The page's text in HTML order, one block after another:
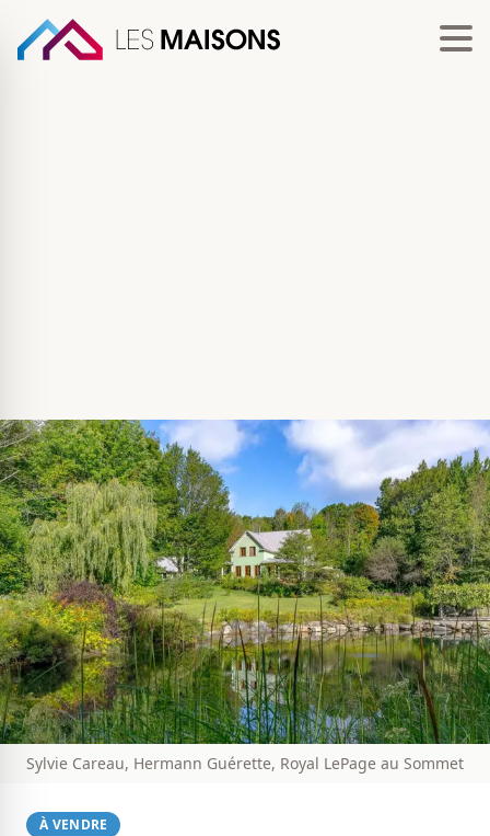
Sylvie Careau, Hermann Guérette, Royal LePage au Sommet
À VENDRE